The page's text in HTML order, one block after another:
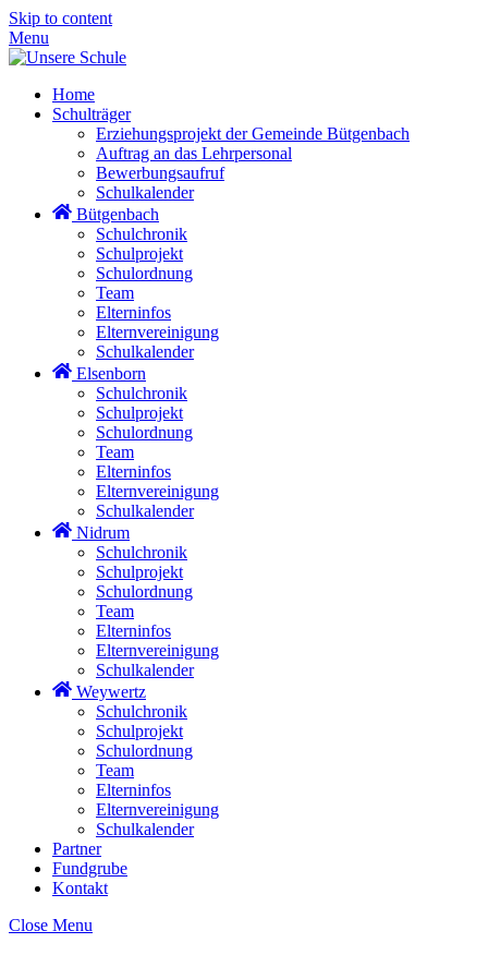
Skip to content
Menu
Home
Schulträger
Erziehungsprojekt der Gemeinde Bütgenbach
Auftrag an das Lehrpersonal
Bewerbungsaufruf
Schulkalender
Bütgenbach
Schulchronik
Schulprojekt
Schulordnung
Team
Elterninfos
Elternvereinigung
Schulkalender
Elsenborn
Schulchronik
Schulprojekt
Schulordnung
Team
Elterninfos
Elternvereinigung
Schulkalender
Nidrum
Schulchronik
Schulprojekt
Schulordnung
Team
Elterninfos
Elternvereinigung
Schulkalender
Weywertz
Schulchronik
Schulprojekt
Schulordnung
Team
Elterninfos
Elternvereinigung
Schulkalender
Partner
Fundgrube
Kontakt
Close Menu